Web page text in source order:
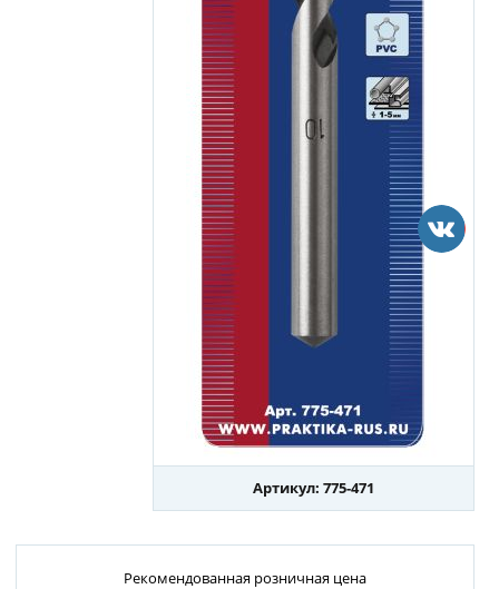
Артикул: 775-471
Рекомендованная розничная цена